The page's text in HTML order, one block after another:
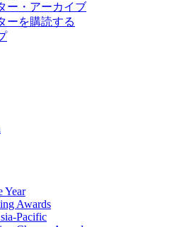
ー・アーカイブ
ーを購読する
Year
Awards
Pacific